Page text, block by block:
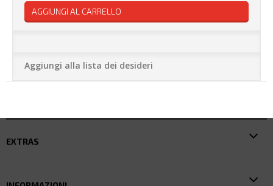
AGGIUNGI AL CARRELLO
Aggiungi alla lista dei desideri
EXTRAS